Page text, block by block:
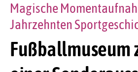
Fußballmuseum
Magische
Jahrzehnten